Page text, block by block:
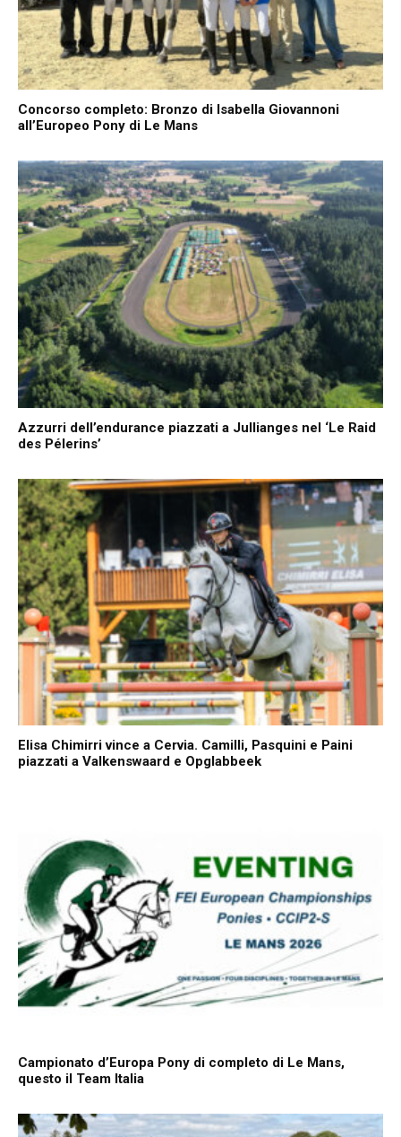
Concorso completo: Bronzo di Isabella Giovannoni
all’Europeo Pony di Le Mans
Azzurri dell’endurance piazzati a Jullianges nel ‘Le Raid
des Pélerins’
Elisa Chimirri vince a Cervia. Camilli, Pasquini e Paini
piazzati a Valkenswaard e Opglabbeek
Campionato d’Europa Pony di completo di Le Mans,
questo il Team Italia